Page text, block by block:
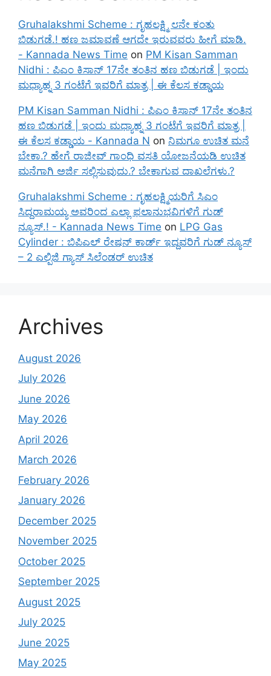
Gruhalakshmi Scheme : ಗೃಹಲಕ್ಷ್ಮಿ ೮ನೇ ಕಂತು
ಬಿಡುಗಡೆ.! ಹಣ ಜಮಾವಣೆ ಆಗದೇ ಇರುವವರು ಹೀಗೆ ಮಾಡಿ.
- Kannada News Time on PM Kisan Samman
Nidhi : ಪಿಎಂ ಕಿಸಾನ್ 17ನೇ ತಂತಿನ ಹಣ ಬಿಡುಗಡೆ | ಇಂದು
ಮಧ್ಯಾಹ್ನ 3 ಗಂಟೆಗೆ ಇವರಿಗೆ ಮಾತ್ರ | ಈ ಕೆಲಸ ಕಡ್ಡಾಯ
PM Kisan Samman Nidhi : ಪಿಎಂ ಕಿಸಾನ್ 17ನೇ ತಂತಿನ
ಹಣ ಬಿಡುಗಡೆ | ಇಂದು ಮಧ್ಯಾಹ್ನ 3 ಗಂಟೆಗೆ ಇವರಿಗೆ ಮಾತ್ರ |
ಈ ಕೆಲಸ ಕಡ್ಡಾಯ - Kannada N on ನಿಮಗೂ ಉಚಿತ ಮನೆ
ಬೇಕಾ.? ಹೇಗೆ ರಾಜೀವ್ ಗಾಂಧಿ ವಸತಿ ಯೋಜನೆಯಡಿ ಉಚಿತ
ಮನೆಗಾಗಿ ಅರ್ಜಿ ಸಲ್ಲಿಸುವುದು.? ಬೇಕಾಗುವ ದಾಖಲೆಗಳು.?
Gruhalakshmi Scheme : ಗೃಹಲಕ್ಷ್ಮಿಯರಿಗೆ ಸಿಎಂ
ಸಿದ್ದರಾಮಯ್ಯ ಅವರಿಂದ ಎಲ್ಲಾ ಫಲಾನುಭವಿಗಳಿಗೆ ಗುಡ್
ನ್ಯೂಸ್.! - Kannada News Time on LPG Gas
Cylinder : ಬಿಪಿಎಲ್ ರೇಷನ್ ಕಾರ್ಡ್ ಇದ್ದವರಿಗೆ ಗುಡ್ ನ್ಯೂಸ್
– 2 ಎಲ್ಪಿಜಿ ಗ್ಯಾಸ್ ಸಿಲೆಂಡರ್ ಉಚಿತ
Archives
August 2026
July 2026
June 2026
May 2026
April 2026
March 2026
February 2026
January 2026
December 2025
November 2025
October 2025
September 2025
August 2025
July 2025
June 2025
May 2025